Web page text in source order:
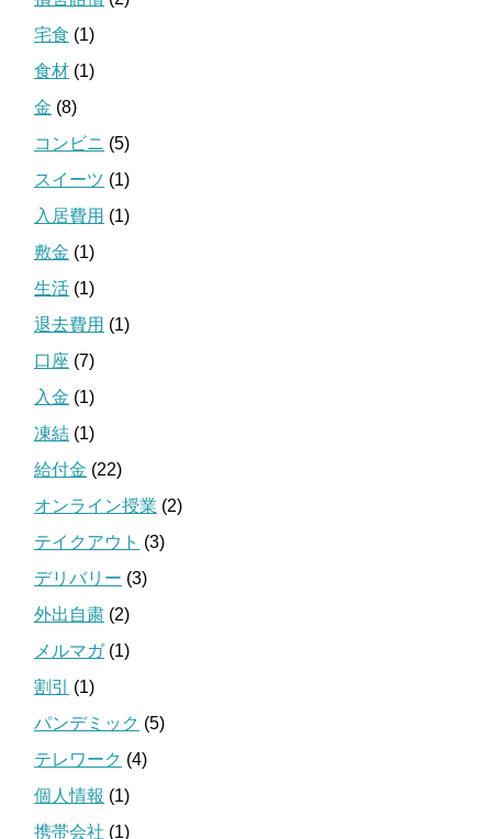
宅食 (1)
食材 (1)
金 (8)
コンビニ (5)
スイーツ (1)
入居費用 (1)
敷金 (1)
生活 (1)
退去費用 (1)
口座 (7)
入金 (1)
凍結 (1)
給付金 (22)
オンライン授業 (2)
テイクアウト (3)
デリバリー (3)
外出自粛 (2)
メルマガ(1)
割引
(1)
パンデミック (5)
テレワーク (4)
個人情報 (1)
携帯会社 (1)